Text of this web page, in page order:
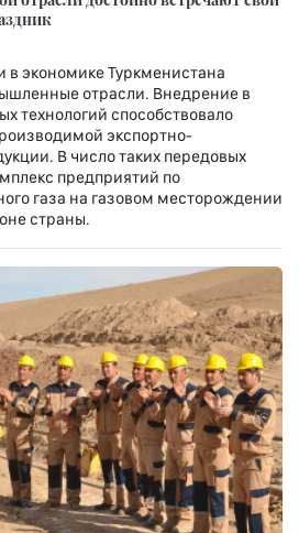
в экономике Туркменистана
отрасли. Внедрение в
технологий способствовало
экспортно-
В число таких передовых
предприятий по
газа на газовом месторождении
страны.